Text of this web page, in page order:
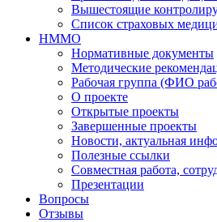
Вышестоящие
Список страховых
НММО
Нормативные документы
Методические
Рабочая группа (ФИО
О проекте
Открытые проекты
Завершенные проекты
Новости, актуальная
Полезные ссылки
Совместная работа,
Презентации
Вопросы
Отзывы